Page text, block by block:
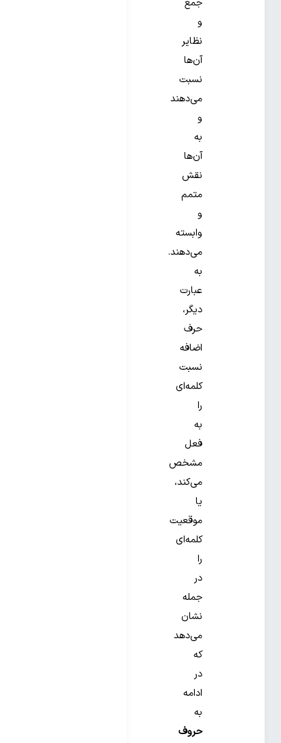
جمع
و
نظایر
آن‌ها
نسبت
می‌دهند
و
به
آن‌ها
نقش
متمم
و
وابسته
می‌دهند.
به
عبارت
دیگر،
حرف
اضافه
نسبت
کلمه‌ای
را
به
فعل
مشخص
می‌کند،
یا
موقعیت
کلمه‌ای
را
در
جمله
نشان
می‌دهد
که
در
ادامه
به
حروف